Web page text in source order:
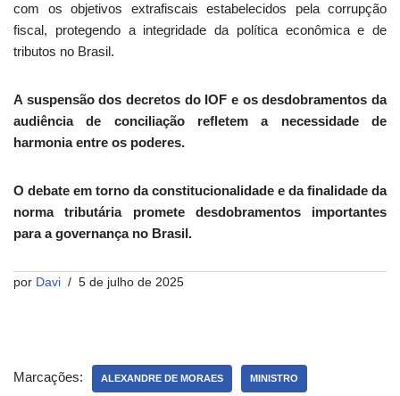
com os objetivos extrafiscais estabelecidos pela corrupção
fiscal, protegendo a integridade da política econômica e de
tributos no Brasil.
A suspensão dos decretos do IOF e os desdobramentos da
audiência de conciliação refletem a necessidade de
harmonia entre os poderes.
O debate em torno da constitucionalidade e da finalidade da
norma tributária promete desdobramentos importantes
para a governança no Brasil.
por Davi 5 de julho de 2025
Marcações: ALEXANDRE DE MORAES MINISTRO